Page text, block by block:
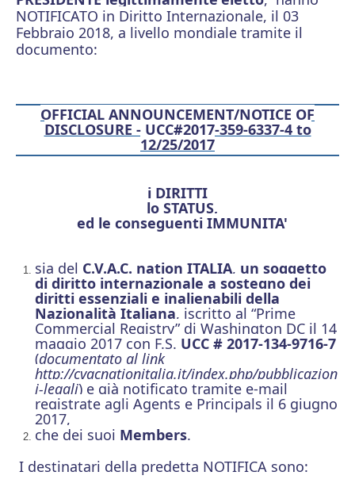
NOTIFICATO in Diritto Internazionale, il 03
Febbraio 2018, a livello mondiale tramite il
documento:
OFFICIAL ANNOUNCEMENT/NOTICE OF
DISCLOSURE - UCC#2017-359-6337-4 to
12/25/2017
i DIRITTI
lo STATUS,
ed le conseguenti IMMUNITA'
sia del C.V.A.C. nation ITALIA, un soggetto
di diritto internazionale a sostegno dei
diritti essenziali e inalienabili della
Nazionalità Italiana, iscritto al “Prime
Commercial Registry” di Washington DC il 14
maggio 2017 con F.S. UCC # 2017-134-9716-7
(documentato al link
http://cvacnationitalia.it/index.php/pubblicazion
i-legali) e già notificato tramite e-mail
registrate agli Agents e Principals il 6 giugno
2017,
che dei suoi Members.
I destinatari della predetta NOTIFICA sono: